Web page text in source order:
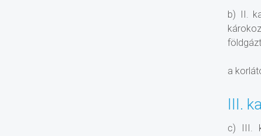
b) II.
a
III.
c) III.